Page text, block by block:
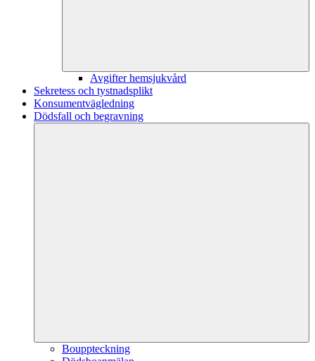
Avgifter hemsjukvård
Sekretess och tystnadsplikt
Konsumentvägledning
Dödsfall och begravning
Bouppteckning